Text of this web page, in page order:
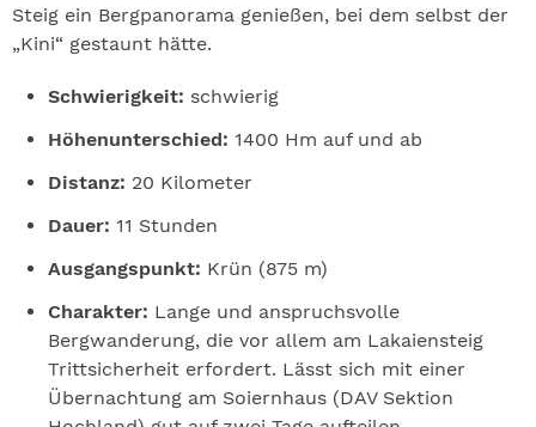
Steig ein Bergpanorama genießen, bei dem selbst der
„Kini“ gestaunt hätte.
Schwierigkeit: schwierig
Höhenunterschied: 1400 Hm auf und ab
Distanz: 20 Kilometer
Dauer: 11 Stunden
Ausgangspunkt: Krün (875 m)
Charakter: Lange und anspruchsvolle
Bergwanderung, die vor allem am Lakaiensteig
Trittsicherheit erfordert. Lässt sich mit einer
Übernachtung am Soiernhaus (DAV Sektion